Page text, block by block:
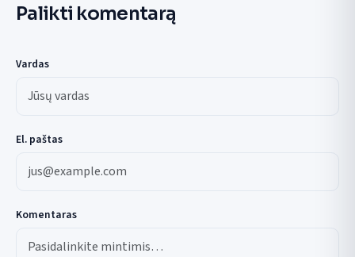
Palikti komentarą
Vardas
El. paštas
Komentaras